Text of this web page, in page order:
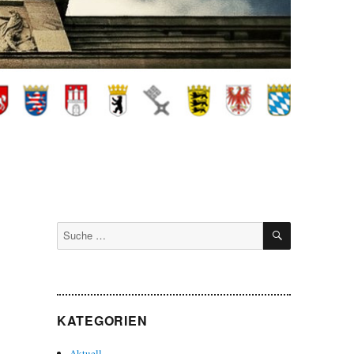
Suche
nach:
SUCHEN
KATEGORIEN